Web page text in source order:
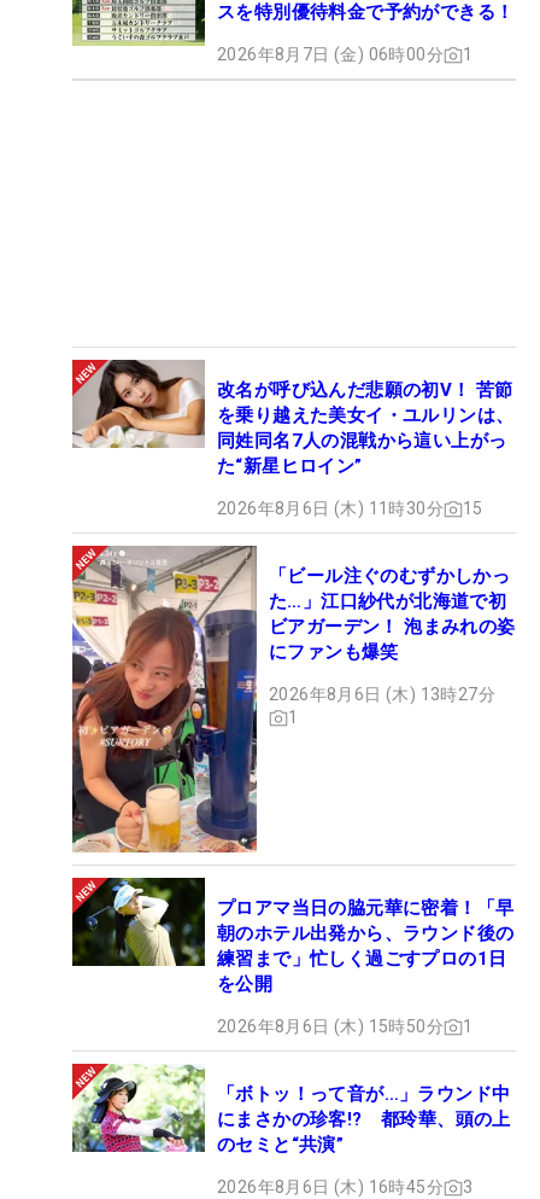
スを特別優待料金で予約ができる！
2026年8月7日 (金) 06時00分 1
改名が呼び込んだ悲願の初V！ 苦節
を乗り越えた美女イ・ユルリンは、
同姓同名7人の混戦から這い上がっ
た“新星ヒロイン”
2026年8月6日 (木) 11時30分 15
「ビール注ぐのむずかしかっ
た…」江口紗代が北海道で初
ビアガーデン！ 泡まみれの姿
にファンも爆笑
2026年8月6日 (木) 13時27分
1
プロアマ当日の脇元華に密着！「早
朝のホテル出発から、ラウンド後の
練習まで」忙しく過ごすプロの1日
を公開
2026年8月6日 (木) 15時50分 1
「ボトッ！って音が…」ラウンド中
にまさかの珍客!? 都玲華、頭の上
のセミと“共演”
2026年8月6日 (木) 16時45分 3